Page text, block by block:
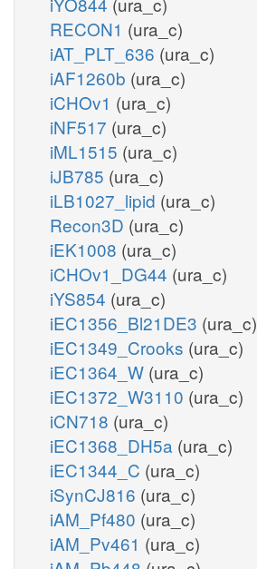
RECON1 (ura_c)
iAT_PLT_636 (ura_c)
iAF1260b (ura_c)
iCHOv1 (ura_c)
iNF517 (ura_c)
iML1515 (ura_c)
iJB785 (ura_c)
iLB1027_lipid (ura_c)
Recon3D (ura_c)
iEK1008 (ura_c)
iCHOv1_DG44 (ura_c)
iYS854 (ura_c)
iEC1356_Bl21DE3 (ura_c)
iEC1349_Crooks (ura_c)
iEC1364_W (ura_c)
iEC1372_W3110 (ura_c)
iCN718 (ura_c)
iEC1368_DH5a (ura_c)
iEC1344_C (ura_c)
iSynCJ816 (ura_c)
iAM_Pf480 (ura_c)
iAM_Pv461 (ura_c)